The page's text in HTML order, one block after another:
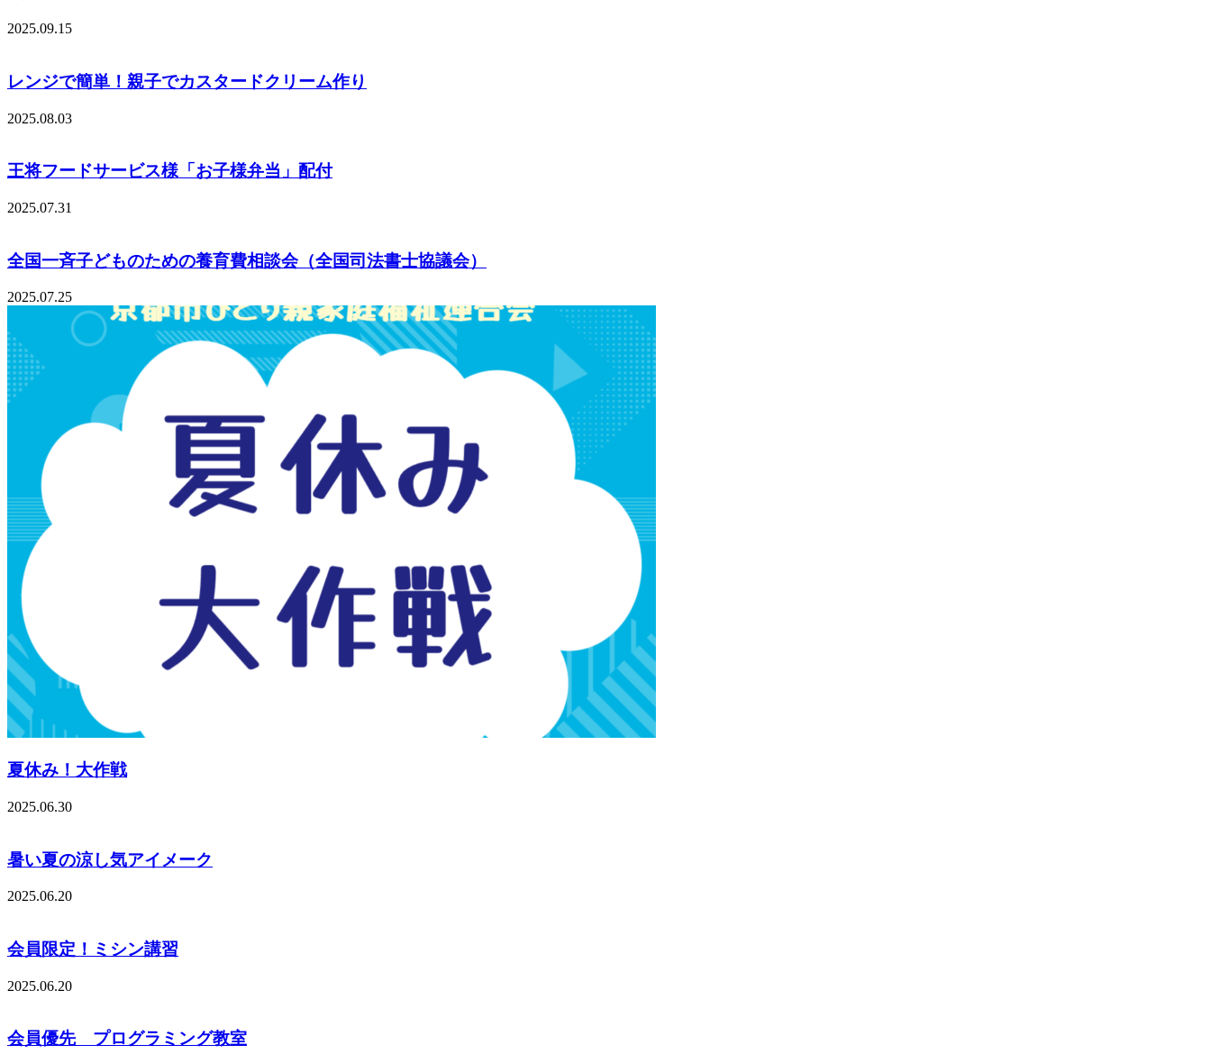
2025.09.15
レンジで簡単！親子でカスタードクリーム作り
2025.08.03
王将フードサービス様「お子様弁当」配付
2025.07.31
全国一斉子どものための養育費相談会（全国司法書士協議会）
2025.07.25
夏休み！大作戦
2025.06.30
暑い夏の涼し気アイメーク
2025.06.20
会員限定！ミシン講習
2025.06.20
会員優先 プログラミング教室